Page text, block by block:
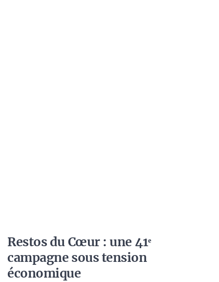
Restos du Cœur : une 41ᵉ
campagne sous tension
économique